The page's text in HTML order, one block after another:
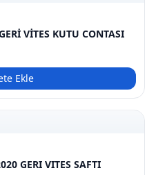
VİTES KUTU CONTASI
Ekle
GERI VITES SAFTI